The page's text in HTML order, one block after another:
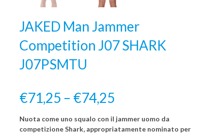
JAKED Man Jammer
Competition J07 SHARK
J07PSMTU
€71,25 – €74,25
Nuota come uno squalo con il jammer uomo da
competizione Shark, appropriatamente nominato per